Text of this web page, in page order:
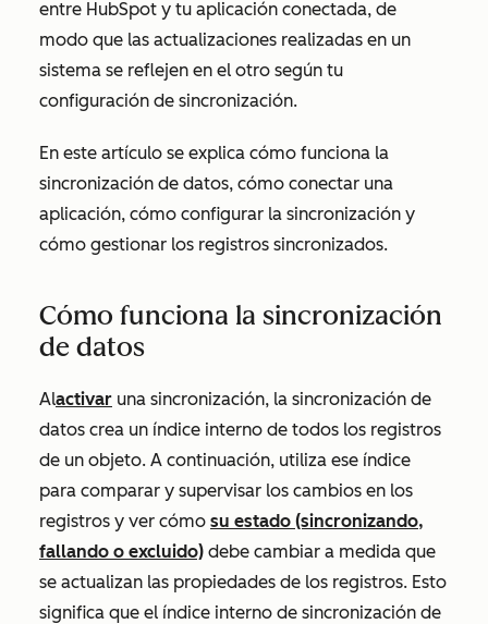
entre HubSpot y tu aplicación conectada, de
modo que las actualizaciones realizadas en un
sistema se reflejen en el otro según tu
configuración de sincronización.
En este artículo se explica cómo funciona la
sincronización de datos, cómo conectar una
aplicación, cómo configurar la sincronización y
cómo gestionar los registros sincronizados.
Cómo funciona la sincronización
de datos
Alactivar una sincronización, la sincronización de
datos crea un índice interno de todos los registros
de un objeto. A continuación, utiliza ese índice
para comparar y supervisar los cambios en los
registros y ver cómo su estado (sincronizando,
fallando o excluido) debe cambiar a medida que
se actualizan las propiedades de los registros. Esto
significa que el índice interno de sincronización de